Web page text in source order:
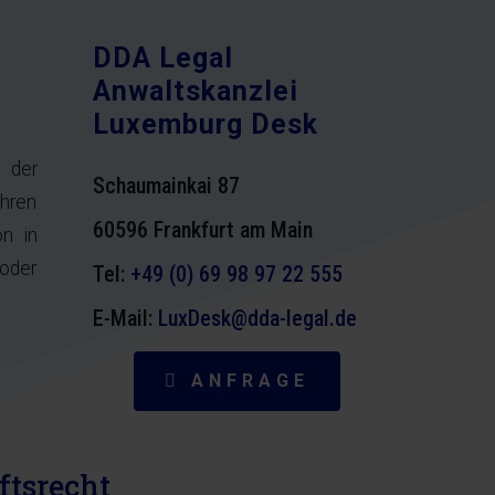
der
in
DDA Legal
Anwaltskanzlei
Luxemburg Desk
Schaumainkai 87
60596 Frankfurt am Main
Tel: +49 (0) 69 98 97 22 555
E-Mail: LuxDesk@dda-legal.de
ANFRAGE